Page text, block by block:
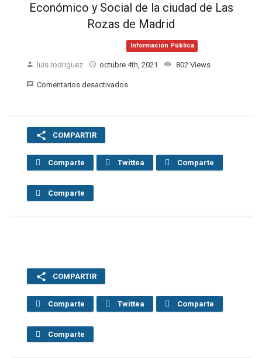
Económico y Social de la ciudad de Las
Rozas de Madrid
Información Pública
luis.rodriguez octubre 4th, 2021 802 Views
Comentarios desactivados
COMPARTIR
Comparte Twittea Comparte
Comparte
COMPARTIR
Comparte Twittea Comparte
Comparte